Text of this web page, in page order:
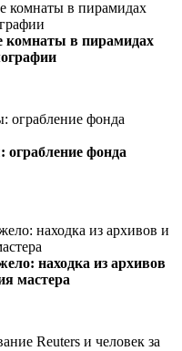
в пирамидах
фонда
находка из архивов
мастера